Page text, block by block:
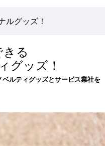
ルグッズ！
る
グッズ！
ルティグッズとサービス業社を